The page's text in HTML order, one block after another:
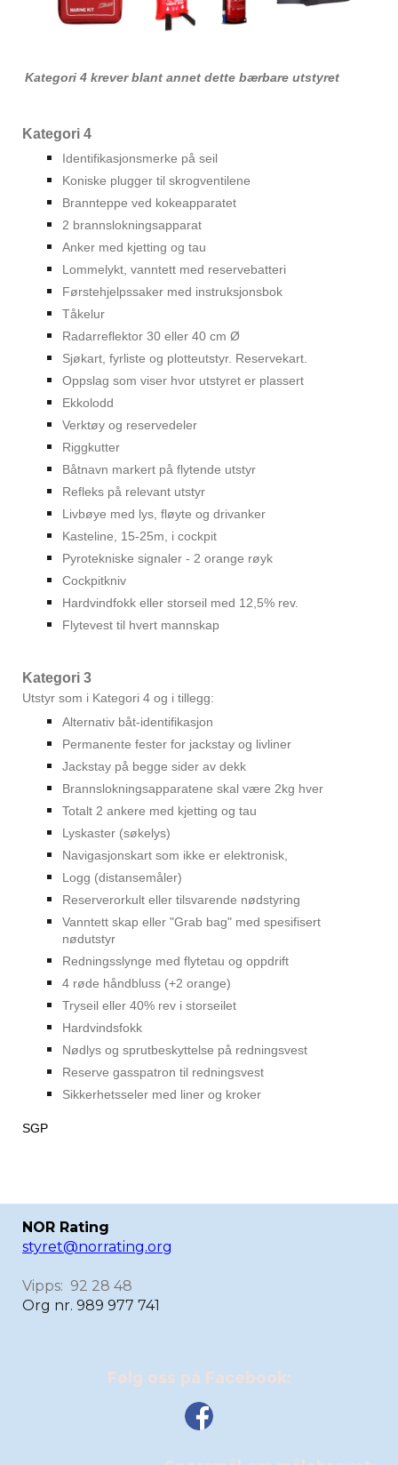
Kategori 4 krever blant annet dette bærbare utstyret
Kategori 4
Identifikasjonsmerke på seil
Koniske plugger til skrogventilene
Brannteppe ved kokeapparatet
2 brannslokningsapparat
Anker med kjetting og tau
Lommelykt, vanntett med reservebatteri
Førstehjelpssaker med instruksjonsbok
Tåkelur
Radarreflektor 30 eller 40 cm Ø
Sjøkart, fyrliste og plotteutstyr. Reservekart.
Oppslag som viser hvor utstyret er plassert
Ekkolodd
Verktøy og reservedeler
Riggkutter
Båtnavn markert på flytende utstyr
Refleks på relevant utstyr
Livbøye med lys, fløyte og drivanker
Kasteline, 15-25m, i cockpit
Pyrotekniske signaler - 2 orange røyk
Cockpitkniv
Hardvindfokk eller storseil med 12,5% rev.
Flytevest til hvert mannskap
Kategori 3
Utstyr som i Kategori 4 og i tillegg:
Alternativ båt-identifikasjon
Permanente fester for jackstay og livliner
Jackstay på begge sider av dekk
Brannslokningsapparatene skal være 2kg hver
Totalt 2 ankere med kjetting og tau
Lyskaster (søkelys)
Navigasjonskart som ikke er elektronisk,
Logg (distansemåler)
Reserverorkult eller tilsvarende nødstyring
Vanntett skap eller "Grab bag" med spesifisert
nødutstyr
Redningsslynge med flytetau og oppdrift
4 røde håndbluss (+2 orange)
Tryseil eller 40% rev i storseilet
Hardvindsfokk
Nødlys og sprutbeskyttelse på redningsvest
Reserve gasspatron til redningsvest
Sikkerhetsseler med liner og kroker
SGP
NOR Rating
styret@norrating.org
Vipps: 92 28 48
Org nr. 989 977 741
Følg oss på Facebook: